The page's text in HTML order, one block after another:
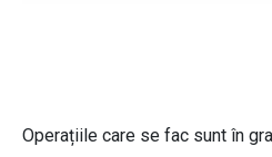
Operațiile care se fac sunt în